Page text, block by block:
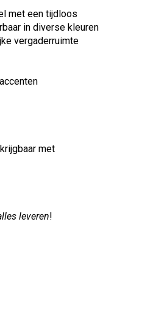
met een tijdloos
in diverse kleuren
vergaderruimte
met
leveren!